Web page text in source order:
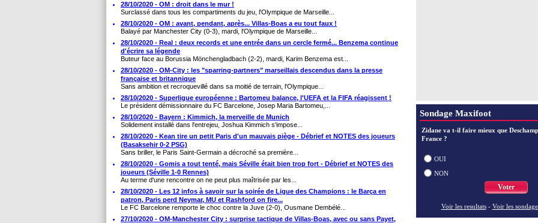
28/10/2020 - OM : droit dans le mur !
Surclassé dans tous les compartiments du jeu, l'Olympique de Marseille...
28/10/2020 - OM : avant, pendant, après... Villas-Boas a eu tout faux !
Balayé par Manchester City (0-3), mardi, l'Olympique de Marseille...
28/10/2020 - Real : deux records et une entrée dans un cercle fermé... Benzema continue
d'écrire sa légende
Buteur face au Borussia Mönchengladbach (2-2), mardi, Karim Benzema est...
28/10/2020 - OM-City : les "sparring-partners" marseillais descendus dans la presse
française et britannique
Sans ambition et recroquevillé dans sa moitié de terrain, l'Olympique...
28/10/2020 - Superligue européenne : Bartomeu balance, l'UEFA et la FIFA réagissent !
Le président démissionnaire du FC Barcelone, Josep Maria Bartomeu,...
28/10/2020 - Bayern : Kimmich, la merveille de Munich
Solidement installé dans l'entrejeu, Joshua Kimmich s'impose...
28/10/2020 - Kean tire un petit Paris d'un mauvais piège - Débrief et NOTES des joueurs
(Basaksehir 0-2 PSG)
Sans briller, le Paris Saint-Germain a décroché sa première...
28/10/2020 - Gomis a tout tenté, mais Séville était bien trop fort - Débrief et NOTES des
joueurs (Séville 1-0 Rennes)
Au terme d'une rencontre on ne peut plus maîtrisée par les...
28/10/2020 - Les 12 infos à savoir sur la soirée de Ligue des Champions : le Barça en
patron, Paris perd Neymar, MU et Rashford on fire...
Le FC Barcelone remporte le choc contre la Juve (2-0), Ousmane Dembélé...
27/10/2020 - OM-Manchester City : surprise tactique de Villas-Boas, avec ou sans Payet,
Sondage Maxifoot
Zidane va t-il faire mieux que
France ?
OUI
NON
Voter
Voir les resultats - Voir les